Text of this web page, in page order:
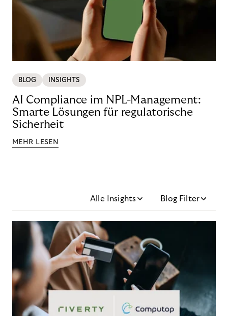
BLOG INSIGHTS
AI Compliance im NPL-Management:
Smarte Lösungen für regulatorische
Sicherheit
MEHR LESEN
Alle Insights Blog Filter